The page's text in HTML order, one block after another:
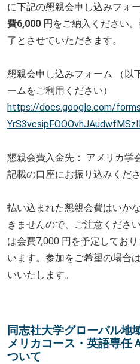
に下記の懇親会申し込みフォ
費6,000 円 をご納入ください。
了とさせていただきます。
懇親会申し込みフォーム （以
ームをご利用ください）
https://docs.google.com/
YrS3vcsipFOOOvhJAudwfMSz
懇親会費入金先： アメリカ学
記載の口座にお振り込みく だ
払い込まれた懇親会費はいか
きませんので、ご注意くださ
は会費7,000 円を予定してお
います。 参加をご希望の場合
いいたします。
同志社大学グローバル地
メリカコース・英語専任
ついて